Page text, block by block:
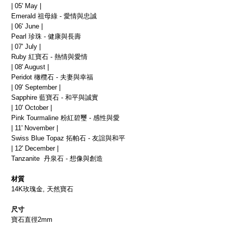
| 05' May |
Emerald 祖母綠 - 愛情與忠誠
| 06' June |
Pearl 珍珠 - 健康與長壽
| 07' July |
Ruby 紅寶石 - 熱情與愛情
| 08' August |
Peridot 橄欖石 - 夫妻與幸福
| 09' September |
Sapphire 藍寶石 - 和平與誠實
| 10' October |
Pink Tourmaline 粉紅碧璽 - 感性與愛
| 11' November |
Swiss Blue Topaz 拓帕石 - 友誼與和平
| 12' December |
Tanzanite  丹泉石 - 想像與創造
材質
14K玫瑰金, 天然寶石
尺寸
寶石直徑2mm